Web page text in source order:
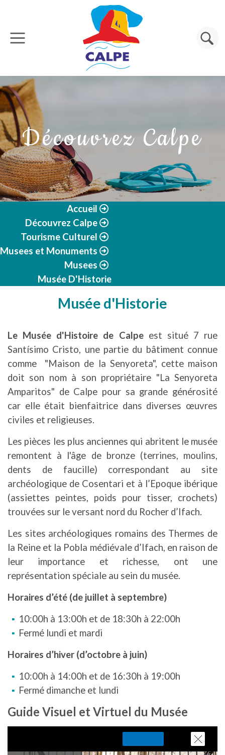
Aller au contenu principal
Rechercher
Découvrez Calpe
Accueil
Découvrez Calpe
Tourisme Culturel
Musees et Monuments
Musees
Musée D'Historie
Musée d'Historie
Le Musée d'Histoire de Calpeest situé 7 rue
Santísimo Cristo, une partie du bâtiment connue
comme "Maison de la Senyoreta", cette maison
doit son nom à son propriétaire "La Senyoreta
Amparitos" de Calpe pour sa grande générosité
car elle était bienfaitrice dans diverses œuvres
civiles et religieuses.
Les pièces les plus anciennes qui abritent le musée
remontent à l'âge de bronze (terrines, moulins,
dents de faucille) correspondant au site
archéologique de Cosentari et à l’Epoque ibérique
(assiettes peintes, poids pour tisser, crochets)
trouvées sur le versant nord du Rocher d’Ifach.
Les sites archéologiques romains des Thermes de
la Reine et la Pobla médiévale d’Ifach, en raison de
leur importance et richesse, ont une
représentation spéciale au sein du musée.
Horaires d’été (de juillet à septembre)
10:00h à 13:00h et de 18:30h à 22:00h
Fermé lundi et mardi
Horaires d’hiver (d’octobre à juin)
10:00h à 14:00h et de 16:30h à 19:00h
Fermé dimanche et lundi
Guide Visuel et Virtuel du Musée